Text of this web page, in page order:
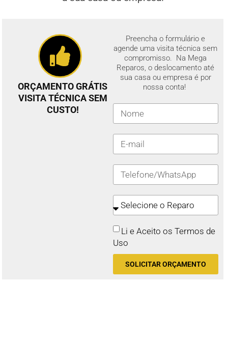
ORÇAMENTO GRÁTIS
VISITA TÉCNICA SEM
CUSTO!
Preencha o formulário e
agende uma visita técnica sem
compromisso. Na Mega
Reparos, o deslocamento até
sua casa ou empresa é por
nossa conta!
Li e Aceito os Termos de
Uso
SOLICITAR ORÇAMENTO